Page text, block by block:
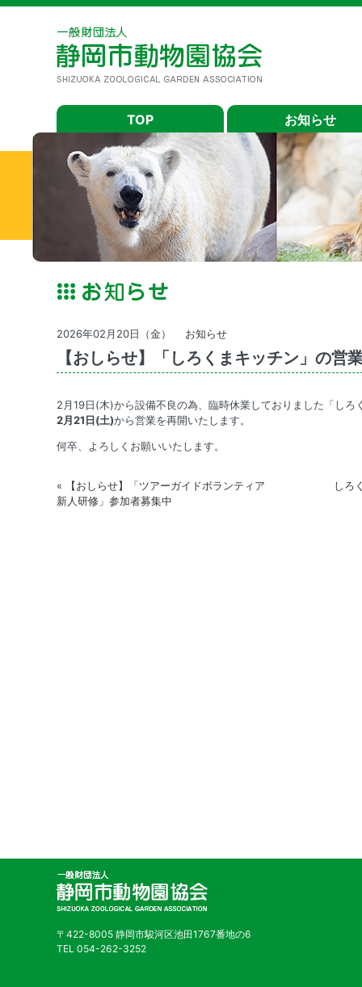
TOP お知らせ
2026年02月20日（金） お知らせ
【おしらせ】「しろくまキッチン」の営
2月19日(木)から設備不良の為、臨時休業しておりました「しろ
2月21日(土)から営業を再開いたします。
何卒、よろしくお願いいたします。
«
【おしらせ】「ツアーガイドボランティア
新人研修」参加者募集中
しろ
〒422-8005 静岡市駿河区池田1767番地の6
TEL 054-262-3252